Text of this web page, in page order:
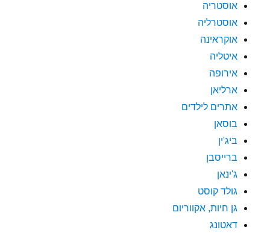
אוסטריה
אוסטרליה
אוקראינה
איטליה
אירופה
ארליאן
אתרים לילדים
בוסאן
ביג'ין
ברייסבן
ג'ינאן
גולד קוסט
גן חיות, אקווריום
דאטונג